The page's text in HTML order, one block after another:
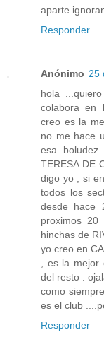
aparte
Responder
Anónimo 25
hola
colabora en
creo es la
no me hace
esa
TERESA DE
digo yo , si
todos los
desde hace
proximos
hinchas de
yo creo en
, es la
del resto .
como
es el club
Responder